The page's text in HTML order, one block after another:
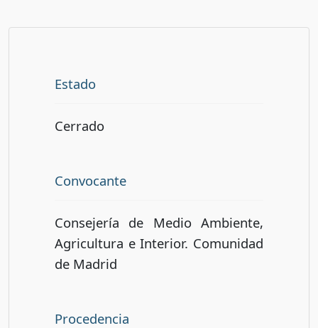
Estado
Cerrado
Convocante
Consejería de Medio Ambiente,
Agricultura e Interior. Comunidad
de Madrid
Procedencia